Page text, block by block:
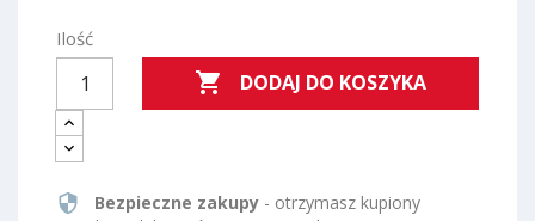
Ilość
 DODAJ DO KOSZYKA
security Bezpieczne zakupy - otrzymasz kupiony